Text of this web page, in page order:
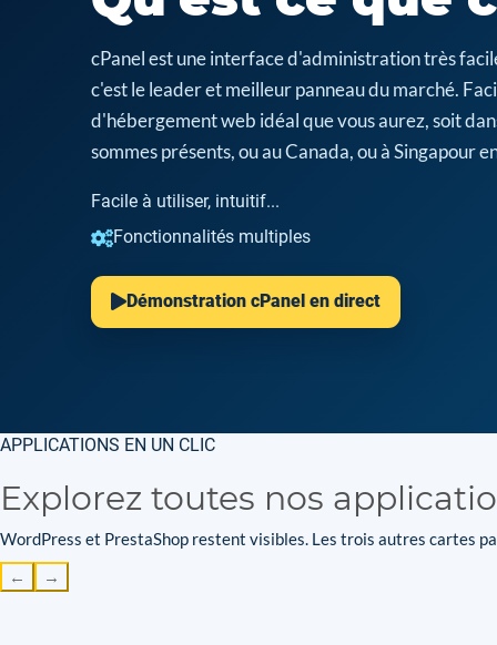
cPanel est une interface d'administration très
c'est le leader et meilleur panneau du marché.
d'hébergement web idéal que vous aurez, soit
sommes présents, ou au Canada, ou à Singapour
Facile à utiliser, intuitif...
Fonctionnalités multiples
Démonstration cPanel en direct
APPLICATIONS EN UN CLIC
Explorez toutes nos
WordPress et PrestaShop restent visibles. Les trois autres cartes
← →